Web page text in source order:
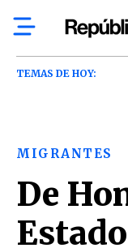
TEMAS DE HOY:
MIGRANTES
De